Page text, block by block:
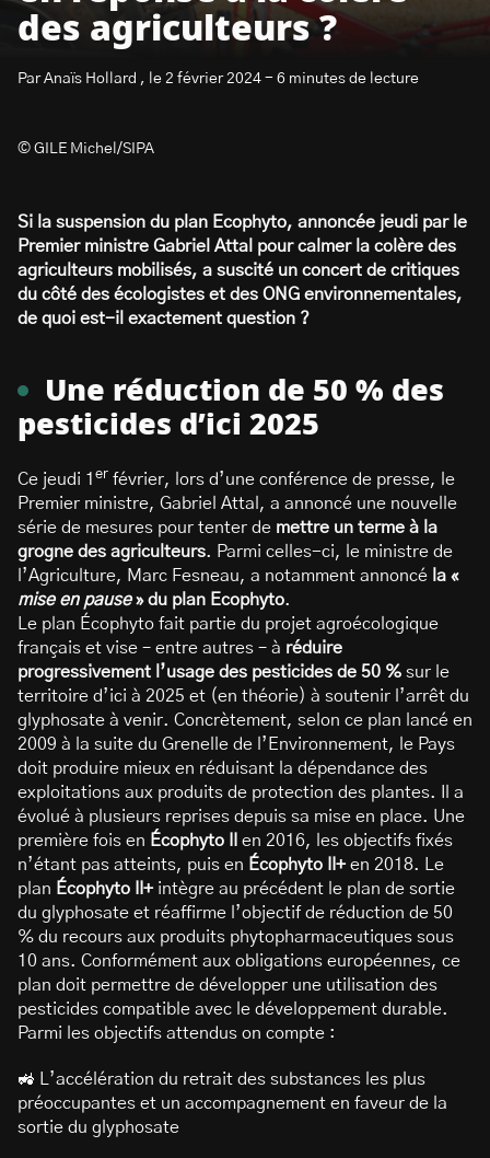
des agriculteurs ?
Par Anaïs Hollard , le 2 février 2024 - 6 minutes de lecture
© GILE Michel/SIPA
Si la suspension du plan Ecophyto, annoncée jeudi par le
Premier ministre Gabriel Attal pour calmer la colère des
agriculteurs mobilisés, a suscité un concert de critiques
du côté des écologistes et des ONG environnementales,
de quoi est-il exactement question ?
Une réduction de 50 % des
pesticides d’ici 2025
Ce jeudi 1 er février, lors d’une conférence de presse, le
Premier ministre, Gabriel Attal, a annoncé une nouvelle
série de mesures pour tenter de mettre un terme à la
grogne des agriculteurs. Parmi celles-ci, le ministre de
l’Agriculture, Marc Fesneau, a notamment annoncé la «
mise en pause» du plan Ecophyto.
Le plan Écophyto fait partie du projet agroécologique
français et vise – entre autres – à réduire
progressivement l’usage des pesticides de 50 % sur le
territoire d’ici à 2025 et (en théorie) à soutenir l’arrêt du
glyphosate à venir. Concrètement, selon ce plan lancé en
2009 à la suite du Grenelle de l’Environnement, le Pays
doit produire mieux en réduisant la dépendance des
exploitations aux produits de protection des plantes. Il a
évolué à plusieurs reprises depuis sa mise en place. Une
première fois en Écophyto II en 2016, les objectifs fixés
n’étant pas atteints, puis en Écophyto II+ en 2018. Le
plan Écophyto II+ intègre au précédent le plan de sortie
du glyphosate et réaffirme l’objectif de réduction de 50
% du recours aux produits phytopharmaceutiques sous
10 ans. Conformément aux obligations européennes, ce
plan doit permettre de développer une utilisation des
pesticides compatible avec le développement durable.
Parmi les objectifs attendus on compte :
🚜 L’accélération du retrait des substances les plus
préoccupantes et un accompagnement en faveur de la
sortie du glyphosate
S’abonner à la newsletter